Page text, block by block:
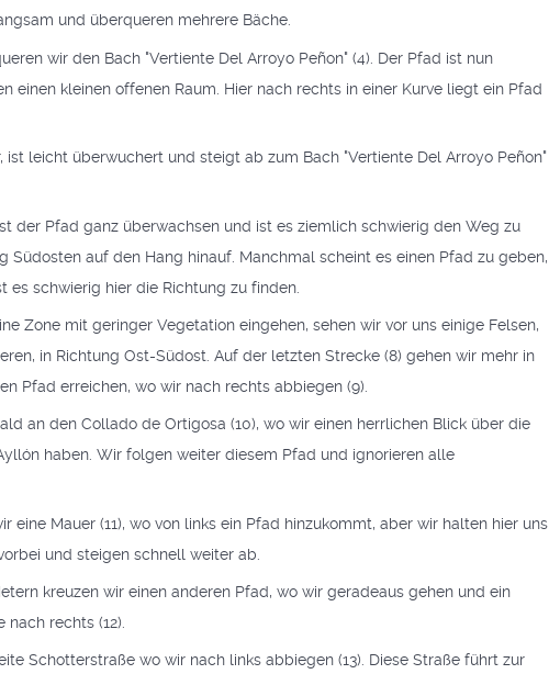
und überqueren mehrere Bäche.
wir den Bach "Vertiente Del Arroyo Peñon" (4). Der Pfad ist nun
einen kleinen offenen Raum. Hier nach rechts in einer Kurve liegt ein Pfad
leicht überwuchert und steigt ab zum Bach "Vertiente Del Arroyo Peñon"
der Pfad ganz überwachsen und ist es ziemlich schwierig den Weg zu
Südosten auf den Hang hinauf. Manchmal scheint es einen Pfad zu geben,
es schwierig hier die Richtung zu finden.
Zone mit geringer Vegetation eingehen, sehen wir vor uns einige Felsen,
in Richtung Ost-Südost. Auf der letzten Strecke (8) gehen wir mehr in
Pfad erreichen, wo wir nach rechts abbiegen (9).
an den Collado de Ortigosa (10), wo wir einen herrlichen Blick über die
haben. Wir folgen weiter diesem Pfad und ignorieren alle
eine Mauer (11), wo von links ein Pfad hinzukommt, aber wir halten hier uns
und steigen schnell weiter ab.
kreuzen wir einen anderen Pfad, wo wir geradeaus gehen und ein
rechts (12).
Schotterstraße wo wir nach links abbiegen (13). Diese Straße führt zur